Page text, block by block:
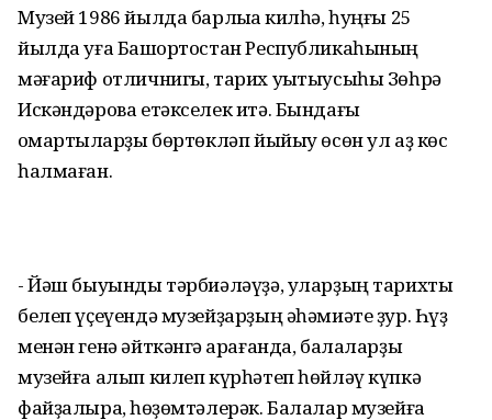
Музей 1986 йылда барлыҡҡа килһә, һуңғы 25
йылда уға Башҡортостан Республикаһының
мәғариф отличнигы, тарих уҡытыусыһы Зөһрә
Искәндәрова етәкселек итә. Бындағы
ҡомартҡыларҙы бөртөкләп йыйыу өсөн ул аҙ көс
һалмаған.
- Йәш быуынды тәрбиәләүҙә, уларҙың тарихты
белеп үҫеүендә музейҙарҙың әһәмиәте ҙур. Һүҙ
менән генә әйткәнгә ҡарағанда, балаларҙы
музейға алып килеп күрһәтеп һөйләү күпкә
файҙалыраҡ, һөҙөмтәлерәк. Балалар музейға